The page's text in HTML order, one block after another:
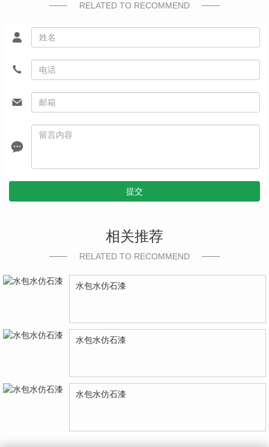
RELATED TO RECOMMEND
提交
相关推荐
RELATED TO RECOMMEND
水包水仿石漆
水包水仿石漆
水包水仿石漆